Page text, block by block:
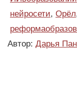
нейросети, Орёл
Автор: Дарья